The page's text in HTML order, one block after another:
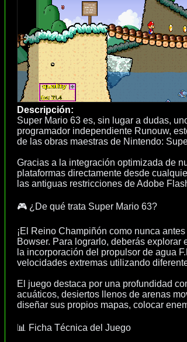
Descripción:
Super Mario 63 es, sin lugar a dudas,
programador independiente Runouw,
de las obras maestras de Nintendo:
Gracias a la integración optimizada de
plataformas directamente desde
las antiguas restricciones de Adobe
🎮 ¿De qué trata Super Mario 63?
¡El Reino Champiñón como nunca
Bowser. Para lograrlo, deberás
la incorporación del propulsor de agua
velocidades extremas utilizando
El juego destaca por una profundidad
acuáticos, desiertos llenos de arenas
diseñar sus propios mapas, colocar
📊 Ficha Técnica del Juego